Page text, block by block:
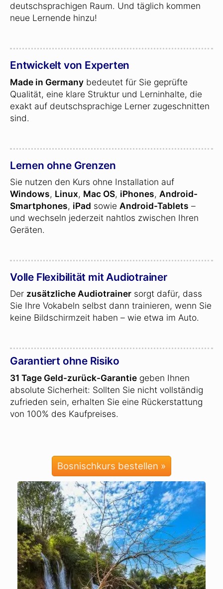
deutschsprachigen Raum. Und täglich kommen
neue Lernende hinzu!
Entwickelt von Experten
Made in Germany bedeutet für Sie geprüfte
Qualität, eine klare Struktur und Lerninhalte, die
exakt auf deutschsprachige Lerner zugeschnitten
sind.
Lernen ohne Grenzen
Sie nutzen den Kurs ohne Installation auf
Windows, Linux, Mac OS, iPhones, Android-
Smartphones, iPad sowie Android-Tablets –
und wechseln jederzeit nahtlos zwischen Ihren
Geräten.
Volle Flexibilität mit Audiotrainer
Der zusätzliche Audiotrainer sorgt dafür, dass
Sie Ihre Vokabeln selbst dann trainieren, wenn Sie
keine Bildschirmzeit haben – wie etwa im Auto.
Garantiert ohne Risiko
31 Tage Geld-zurück-Garantie geben Ihnen
absolute Sicherheit: Sollten Sie nicht vollständig
zufrieden sein, erhalten Sie eine Rückerstattung
von 100% des Kaufpreises.
Bosnischkurs bestellen »